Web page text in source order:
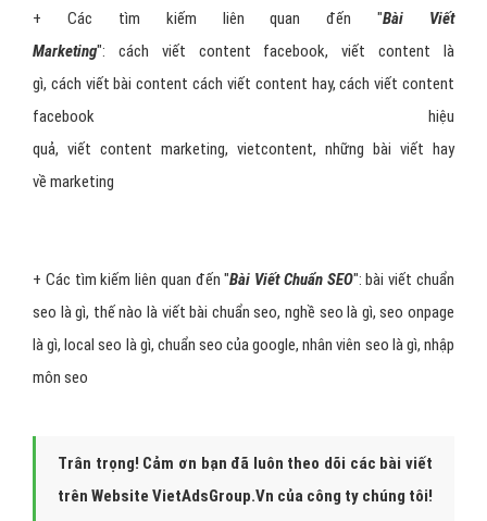
+ Các tìm kiếm liên quan đến "Bài Viết
Marketing": cách viết content facebook, viết content là
gì, cách viết bài content cách viết content hay, cách viết content
facebook hiệu
quả, viết content marketing, vietcontent, những bài viết hay
về marketing
+ Các tìm kiếm liên quan đến "Bài Viết Chuẩn SEO": bài viết chuẩn
seo là gì, thế nào là viết bài chuẩn seo, nghề seo là gì, seo onpage
là gì, local seo là gì, chuẩn seo của google, nhân viên seo là gì, nhập
môn seo
Trân trọng! Cảm ơn bạn đã luôn theo dõi các bài viết
trên Website VietAdsGroup.Vn của công ty chúng tôi!